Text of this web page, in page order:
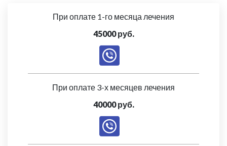
При оплате 1-го месяца лечения
45000 руб.
При оплате 3-х месяцев лечения
40000 руб.